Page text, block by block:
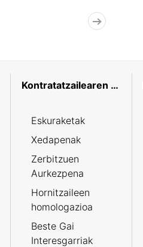
Kontratatzailearen profila
Eskuraketak
Xedapenak
Zerbitzuen
Aurkezpena
Hornitzaileen
homologazioa
Beste Gai
Interesgarriak